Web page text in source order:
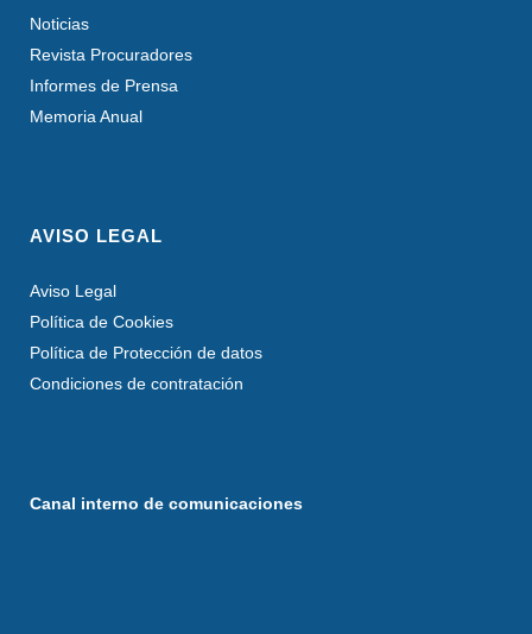
Noticias
Revista Procuradores
Informes de Prensa
Memoria Anual
AVISO LEGAL
Aviso Legal
Política de Cookies
Política de Protección de datos
Condiciones de contratación
Canal interno de comunicaciones